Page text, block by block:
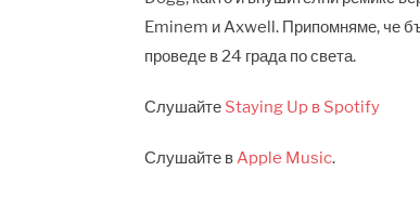
Eminem и Axwell. Припомняме, че
проведе в 24 града по света.
Слушайте Staying Up в Spotify
Слушайте вApple Music.